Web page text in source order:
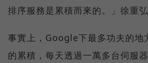
排序服務是累積而來的。」徐重弘
事實上，Google下最多功夫的地
的累積，每天透過一萬多台伺服